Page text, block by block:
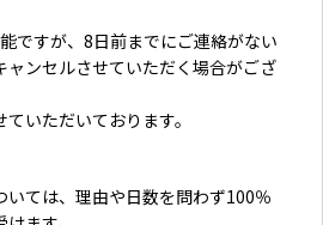
ですが、8日前までにご連絡がない
ャンセルさせていただく場合がござ
いただいております。
いては、理由や日数を問わず100％